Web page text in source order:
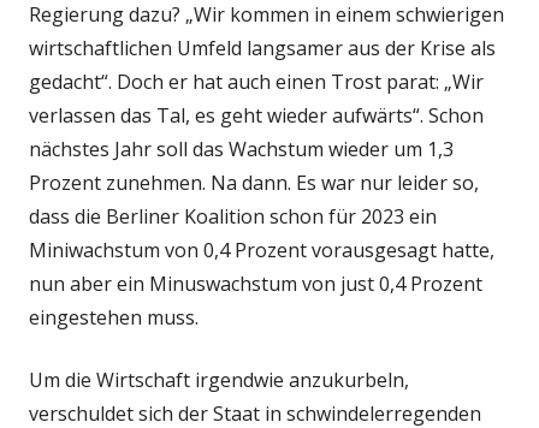
Regierung dazu? „Wir kommen in einem schwierigen
wirtschaftlichen Umfeld langsamer aus der Krise als
gedacht“. Doch er hat auch einen Trost parat: „Wir
verlassen das Tal, es geht wieder aufwärts“. Schon
nächstes Jahr soll das Wachstum wieder um 1,3
Prozent zunehmen. Na dann. Es war nur leider so,
dass die Berliner Koalition schon für 2023 ein
Miniwachstum von 0,4 Prozent vorausgesagt hatte,
nun aber ein Minuswachstum von just 0,4 Prozent
eingestehen muss.
Um die Wirtschaft irgendwie anzukurbeln,
verschuldet sich der Staat in schwindelerregenden